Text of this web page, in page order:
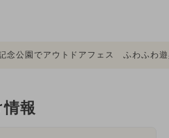
念公園でアウトドアフェス ふわふわ
報